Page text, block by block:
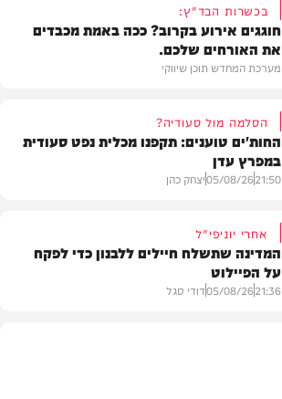
בכשרות הבד"ץ:
חוגגים אירוע בקרוב? ככה באמת מכבדים
את האורחים שלכם.
מערכת המחדש תוכן שיווקי
הסלמה מול סעודיה?
החות'ים טוענים: תקפנו מכלית נפט סעודית
במפרץ עדן
21:50
05/08/26יצחק כהן
אחרי יוניפי"ל
המדינה שתשלח חיילים ללבנון כדי לפקח
על הפיילוט
21:36
05/08/26דודי סגל